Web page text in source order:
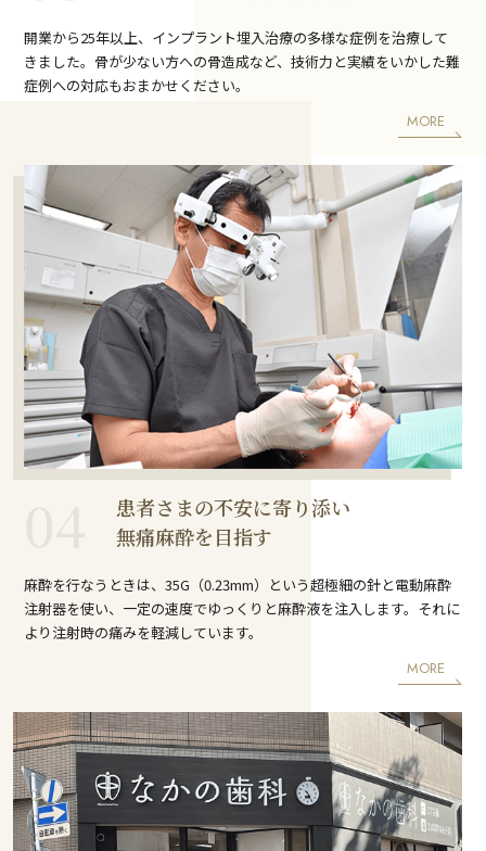
開業から25年以上、インプラント埋入治療の多様な症例を治療して
きました。骨が少ない方への骨造成など、技術力と実績をいかした難
症例への対応もおまかせください。
MORE
患者さまの不安に寄り添い
無痛麻酔を目指す
麻酔を行なうときは、35G（0.23mm）という超極細の針と電動麻酔
注射器を使い、一定の速度でゆっくりと麻酔液を注入します。それに
より注射時の痛みを軽減しています。
MORE